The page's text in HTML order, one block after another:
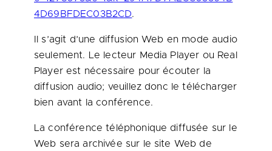
4D69BFDEC03B2CD.
Il s’agit d’une diffusion Web en mode audio
seulement. Le lecteur Media Player ou Real
Player est nécessaire pour écouter la
diffusion audio; veuillez donc le télécharger
bien avant la conférence.
La conférence téléphonique diffusée sur le
Web sera archivée sur le site Web de